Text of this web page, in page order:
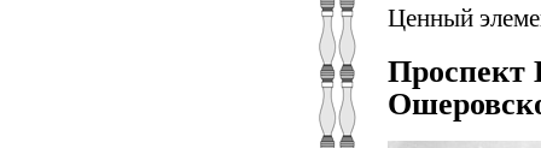
Ценный
Проспект